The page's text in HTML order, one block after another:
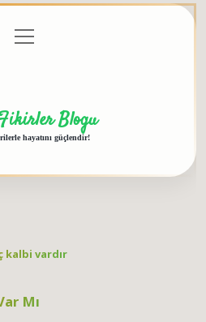
menüyü
aç
Blogu
hayatını güçlendir!
kalbi vardır
Mı